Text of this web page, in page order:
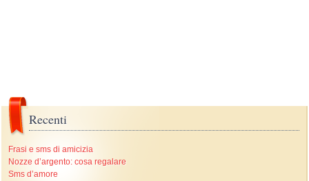
Recenti
Frasi e sms di amicizia
Nozze d’argento: cosa regalare
Sms d’amore